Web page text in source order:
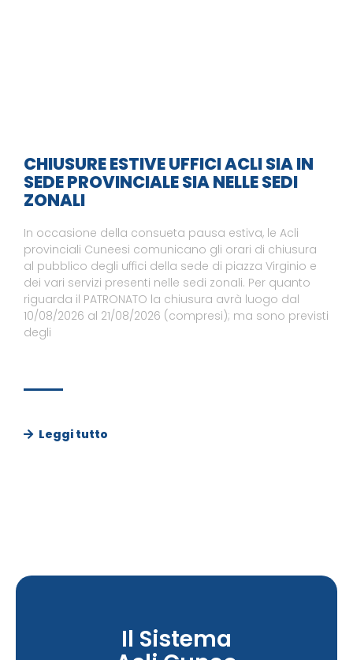
CHIUSURE ESTIVE UFFICI ACLI SIA IN
SEDE PROVINCIALE SIA NELLE SEDI
ZONALI
In occasione della consueta pausa estiva, le Acli
provinciali Cuneesi comunicano gli orari di chiusura
al pubblico degli uffici della sede di piazza Virginio e
dei vari servizi presenti nelle sedi zonali. Per quanto
riguarda il PATRONATO la chiusura avrà luogo dal
10/08/2026 al 21/08/2026 (compresi); ma sono previsti
degli
Leggi tutto
Il Sistema